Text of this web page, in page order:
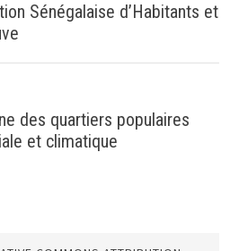
Sénégalaise d’Habitants et
des quartiers populaires
et climatique